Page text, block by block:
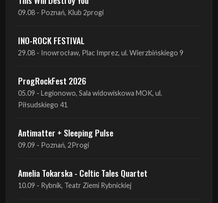
09.08 - Poznań, Klub 2progi
INO-ROCK FESTIVAL
29.08 - Inowrocław, Plac Imprez, ul. Wierzbińskiego 9
ProgRockFest 2026
05.09 - Legionowo, Sala widowiskowa MOK, ul.
Piłsudskiego 41
Antimatter + Sleeping Pulse
09.09 - Poznań, 2Progi
Amelia Tokarska - Celtic Tales Quartet
10.09 - Rybnik, Teatr Ziemi Rybnickiej